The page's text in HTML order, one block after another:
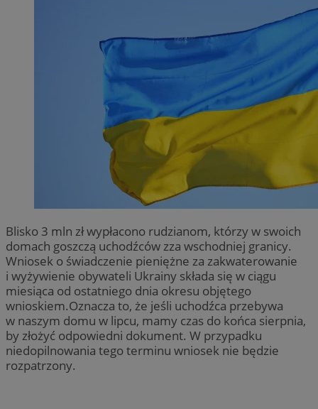
Blisko 3 mln zł wypłacono rudzianom, którzy w swoich
domach goszczą uchodźców zza wschodniej granicy.
Wniosek o świadczenie pieniężne za zakwaterowanie
i wyżywienie obywateli Ukrainy składa się w ciągu
miesiąca od ostatniego dnia okresu objętego
wnioskiem.Oznacza to, że jeśli uchodźca przebywa
w naszym domu w lipcu, mamy czas do końca sierpnia,
by złożyć odpowiedni dokument. W przypadku
niedopilnowania tego terminu wniosek nie będzie
rozpatrzony.